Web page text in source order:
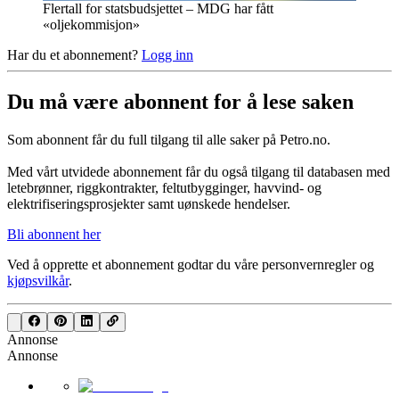
Flertall for statsbudsjettet – MDG har fått
«oljekommisjon»
Har du et abonnement? Logg inn
Du må være abonnent for å lese saken
Som abonnent får du full tilgang til alle saker på Petro.no.
Med vårt utvidede abonnement får du også tilgang til databasen med
letebrønner, riggkontrakter, feltutbygginger, havvind- og
elektrifiseringsprosjekter samt uønskede hendelser.
Bli abonnent her
Ved å opprette et abonnement godtar du våre personvernreglerog
kjøpsvilkår.
Annonse
Annonse